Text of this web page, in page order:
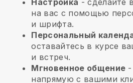
Настройка - сделайте
на вас с помощью
и шрифта.
Персональный
оставайтесь в курсе
и встреч.
Мгновенное общение
напрямую с вашими